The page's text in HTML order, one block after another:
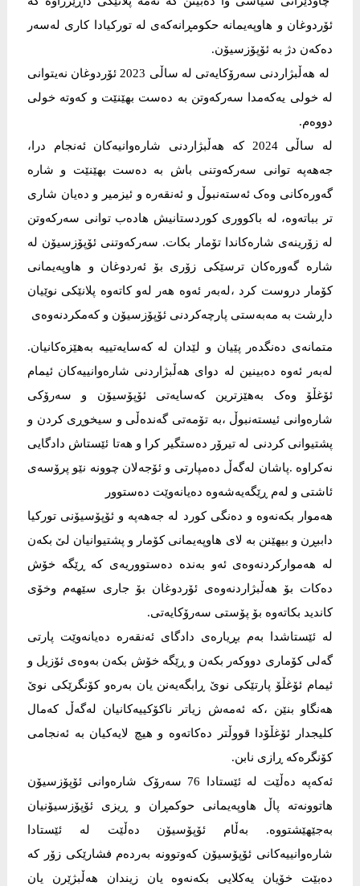
ئۆردوغان و هاوپەیمانە حکومڕانەکەی لە تورکیادا کاری لەسەر
دەکەن دژ بە ئۆپۆزسیۆن.
لە هەڵبژاردنی سەرۆکایەتی لە ساڵی 2023 ئۆردوغان نەیتوانی
لە خولی یەکەمدا سەرکەوتن بە دەست بهێنێت و کەوتە خولی
دووەم.
لە ساڵی 2024 کە هەڵبژاردنی شارەوانیەکان ئەنجام درا،
جەهەپە توانی سەرکەوتنی باش بە دەست بهێنێت و شارە
گەورەکانی وەک ئەستەنبوڵ و ئەنقەرە و ئیزمیر و دەیان شاری
تر بباتەوە، لە باکووری کوردستانیش هادەب توانی سەرکەوتن
لە زۆرینەی شارەکاندا تۆمار بکات. سەرکەوتنی ئۆپۆزسیۆن لە
شارە گەورەکان ترسێکی زۆری بۆ ئەردوغان و هاوپەیمانی
کۆمار دروست کرد ،لەبەر ئەوە هەر لەو کاتەوە پلانێکی نوێیان
داڕشت بە مەبەستی پارچەکردنی ئۆپۆزسیۆن و کەمکردنەوەی
متمانەی دەنگدەر پێیان و لێدان لە کەسایەتییە بەهێزەکانیان.
لەبەر ئەوە دەبینین لە دوای هەڵبژاردنی شارەوانییەکان ئیمام
ئۆغڵۆ وەک بەهێزترین کەسایەتی ئۆپۆسیۆن و سەرۆکی
شارەوانی ئیستەنبوڵ ،بە تۆمەتی گەندەڵی و سیخوڕی کردن و
پشتیوانی کردنی لە تیرۆر دەستگیر کرا و هەتا ئێستاش دادگایی
نەکراوە .پاشان لەگەڵ دەمپارتی و ئۆجەلان چوونە نێو پرۆسەی
ئاشتی و لەم ڕێگەیەشەوە دەیانەوێت دەستوور
هەموار بکەنەوە و دەنگی کورد لە جەهەپە و ئۆپۆسیۆنی تورکیا
داببڕن و بیهێنن بە لای هاوپەیمانی کۆمار و پشتیوانیان لێ بکەن
لە هەموارکردنەوەی ئەو بەندە دەستووریەی کە ڕێگە خۆش
دەکات بۆ هەڵبژاردنەوەی ئۆردوغان بۆ جاری سێهەم وخۆی
کاندید بکاتەوە بۆ پۆستی سەرۆکایەتی.
لە ئێستاشدا بەم بڕیارەی دادگای ئەنقەرە دەیانەوێت پارتی
گەلی کۆماری دووکەر بکەن و ڕێگە خۆش بکەن بەوەی ئۆزیل و
ئیمام ئۆغڵۆ پارتێکی نوێ ڕابگەیەنن یان بەرەو کۆنگرێکی نوێ
هەنگاو بنێن ،کە ئەمەش زیاتر ناکۆکییەکانیان لەگەڵ کەمال
کلیجدار ئۆغڵۆدا قووڵتر دەکاتەوە و هیچ لایەکیان بە ئەنجامی
کۆنگرەکە ڕازی نابن.
ئەکەپە دەڵێت لە ئێستادا 76 سەرۆک شارەوانی ئۆپۆزسیۆن
هاتوونەتە پاڵ هاوپەیمانی حوکمڕان و ڕیزی ئۆپۆزسیۆنیان
بەجێهێشتووە. بەڵام ئۆپۆسیۆن دەڵێت لە ئێستادا
شارەوانییەکانی ئۆپۆسیۆن کەوتوونە بەردەم فشارێکی زۆر کە
دەبێت خۆیان یەکلایی بکەنەوە یان زیندان هەڵبژێرن یان